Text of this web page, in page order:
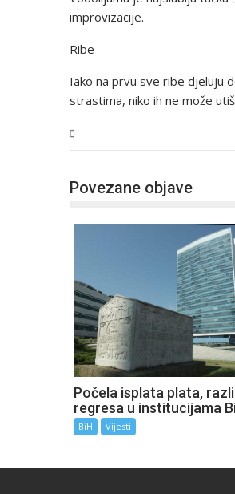
improvizacije.
Ribe
Iako na prvu sve ribe djeluju
strastima, niko ih ne može
Povezane objave
Počela isplata plata,
regresa u institucijama
BiH Vijesti